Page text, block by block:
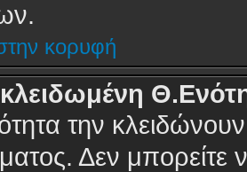
κορυφή
κλειδωμένη
την κλειδώνουν
Δεν μπορείτε